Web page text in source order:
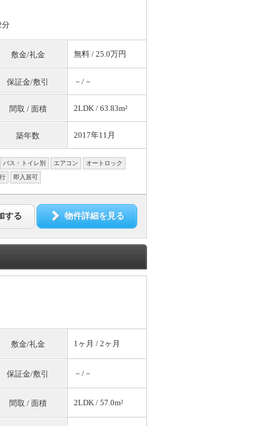
敷金/礼金 無料 / 25.0万円
保証金/敷引 －/－
間取 / 面積 2LDK / 63.83m²
築年数 2017年11月
バス・トイレ別 エアコン オートロック
即入居可
する 物件詳細を見る
敷金/礼金 1ヶ月 / 2ヶ月
保証金/敷引 －/－
間取 / 面積 2LDK / 57.0m²